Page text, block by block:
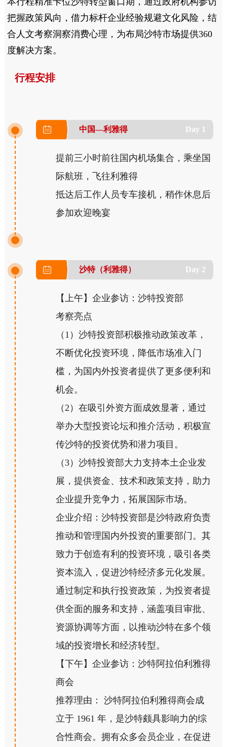
把握政策风向，借力标杆企业经验规避文化风险，结
合人文考察洞察消费心理，为布局沙特市场提供360
度解决方案。
行程安排
Day 1
中国—利雅得
提前三小时前往国内机场集合，乘坐国
际航班，飞往利雅得
抵达后工作人员专车接机，稍作休息后
参加欢迎晚宴
Day 2
沙特（利雅得）
【上午】企业参访：沙特投资部
考察亮点
（1）沙特投资部积极推动政策改革，
不断优化投资环境，降低市场准入门
槛，为国内外投资者提供了更多便利和
机会。
（2）在吸引外资方面成效显著，通过
举办大型投资论坛和推介活动，积极宣
传沙特的投资优势和潜力项目。
（3）沙特投资部大力支持本土企业发
展，提供资金、技术和政策支持，助力
企业提升竞争力，拓展国际市场。
企业介绍：沙特投资部是沙特政府负责
推动和管理国内外投资的重要部门。其
致力于创造有利的投资环境，吸引各类
资本流入，促进沙特经济多元化发展。
通过制定和执行投资政策，为投资者提
供全面的服务和支持，涵盖项目审批、
资源协调等方面，以推动沙特在多个领
域的投资增长和经济转型。
【下午】企业参访：沙特阿拉伯利雅得
商会
推荐理由： 沙特阿拉伯利雅得商会成
立于 1961 年，是沙特颇具影响力的综
合性商会。拥有众多会员企业，在促进